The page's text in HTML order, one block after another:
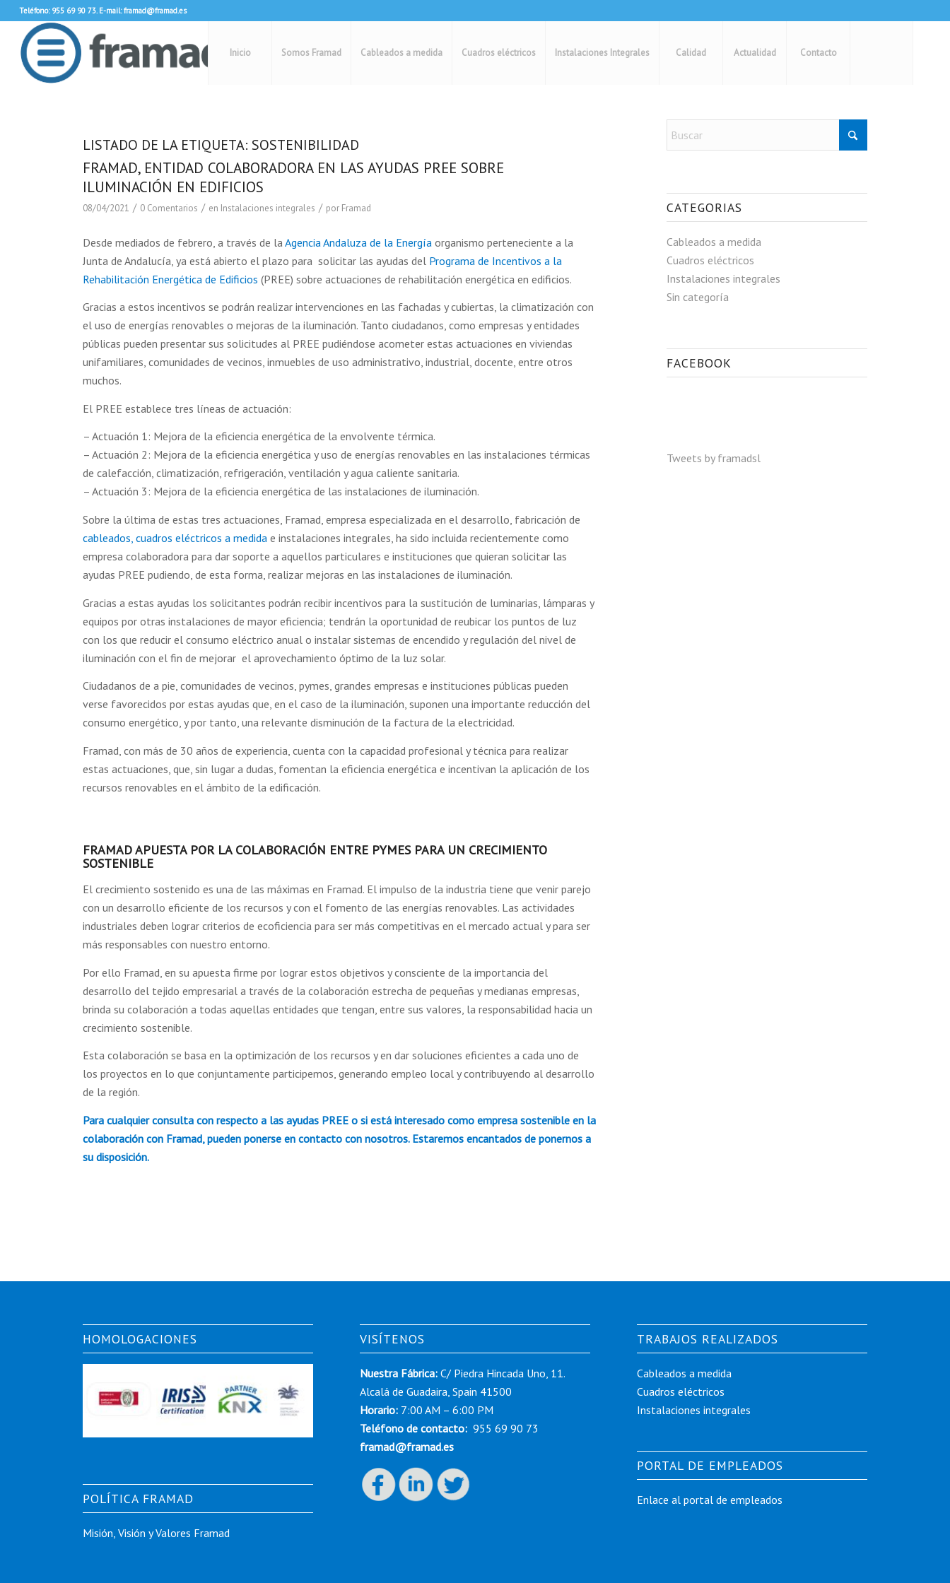
Teléfono: 955 69 90 73. E-mail: framad@framad.es
Inicio Somos Framad Cableados a medida Cuadros eléctricos Instalaciones Integrales Calidad Actualidad Contacto
LISTADO DE LA ETIQUETA:SOSTENIBILIDAD
FRAMAD, ENTIDAD COLABORADORA EN LAS AYUDAS PREE SOBRE
ILUMINACIÓN EN EDIFICIOS
08/04/2021 / 0 Comentarios / en Instalaciones integrales / por Framad
Desde mediados de febrero, a través de laAgencia Andaluza de la Energía organismo perteneciente a la
Junta de Andalucía, ya está abierto el plazo para solicitar las ayudas del Programa de Incentivos a la
Rehabilitación Energética de Edificios (PREE) sobre actuaciones de rehabilitación energética en edificios.
Gracias a estos incentivos se podrán realizar intervenciones en las fachadas y cubiertas, la climatización con
el uso de energías renovables o mejoras de la iluminación. Tanto ciudadanos, como empresas y entidades
públicas pueden presentar sus solicitudes al PREE pudiéndose acometer estas actuaciones en viviendas
unifamiliares, comunidades de vecinos, inmuebles de uso administrativo, industrial, docente, entre otros
muchos.
El PREE establece tres líneas de actuación:
– Actuación 1: Mejora de la eficiencia energética de la envolvente térmica.
– Actuación 2: Mejora de la eficiencia energética y uso de energías renovables en las instalaciones térmicas
de calefacción, climatización, refrigeración, ventilación y agua caliente sanitaria.
– Actuación 3: Mejora de la eficiencia energética de las instalaciones de iluminación.
Sobre la última de estas tres actuaciones, Framad, empresa especializada en el desarrollo, fabricación de
cableados, cuadros eléctricos a medida e instalaciones integrales, ha sido incluida recientemente como
empresa colaboradora para dar soporte a aquellos particulares e instituciones que quieran solicitar las
ayudas PREE pudiendo, de esta forma, realizar mejoras en las instalaciones de iluminación.
Gracias a estas ayudas los solicitantes podrán recibir incentivos para la sustitución de luminarias, lámparas y
equipos por otras instalaciones de mayor eficiencia; tendrán la oportunidad de reubicar los puntos de luz
con los que reducir el consumo eléctrico anual o instalar sistemas de encendido y regulación del nivel de
iluminación con el fin de mejorar el aprovechamiento óptimo de la luz solar.
Ciudadanos de a pie, comunidades de vecinos, pymes, grandes empresas e instituciones públicas pueden
verse favorecidos por estas ayudas que, en el caso de la iluminación, suponen una importante reducción del
consumo energético, y por tanto, una relevante disminución de la factura de la electricidad.
Framad, con más de 30 años de experiencia, cuenta con la capacidad profesional y técnica para realizar
estas actuaciones, que, sin lugar a dudas, fomentan la eficiencia energética e incentivan la aplicación de los
recursos renovables en el ámbito de la edificación.
FRAMAD APUESTA POR LA COLABORACIÓN ENTRE PYMES PARA UN CRECIMIENTO
SOSTENIBLE
El crecimiento sostenido es una de las máximas en Framad. El impulso de la industria tiene que venir parejo
con un desarrollo eficiente de los recursos y con el fomento de las energías renovables. Las actividades
industriales deben lograr criterios de ecoficiencia para ser más competitivas en el mercado actual y para ser
más responsables con nuestro entorno.
Por ello Framad, en su apuesta firme por lograr estos objetivos y consciente de la importancia del
desarrollo del tejido empresarial a través de la colaboración estrecha de pequeñas y medianas empresas,
brinda su colaboración a todas aquellas entidades que tengan, entre sus valores, la responsabilidad hacia un
crecimiento sostenible.
Esta colaboración se basa en la optimización de los recursos y en dar soluciones eficientes a cada uno de
los proyectos en lo que conjuntamente participemos, generando empleo local y contribuyendo al desarrollo
de la región.
Para cualquier consulta con respecto a las ayudas PREE o si está interesado como empresa sostenible en la
colaboración con Framad, pueden ponerse encontacto con nosotros. Estaremos encantados de ponernos a
su disposición.
CATEGORIAS
Cableados a medida
Cuadros eléctricos
Instalaciones integrales
Sin categoría
FACEBOOK
Tweets by framadsl
HOMOLOGACIONES
POLÍTICA FRAMAD
Misión, Visión y Valores Framad
VISÍTENOS
Nuestra Fábrica: C/ Piedra Hincada Uno, 11.
Alcalá de Guadaira, Spain 41500
Horario: 7:00 AM – 6:00 PM
Teléfono de contacto: 955 69 90 73
framad@framad.es
TRABAJOS REALIZADOS
Cableados a medida
Cuadros eléctricos
Instalaciones integrales
PORTAL DE EMPLEADOS
Enlace al portal de empleados